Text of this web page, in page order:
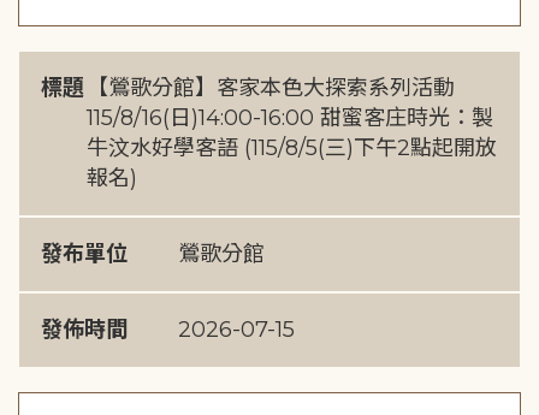
標題 【鶯歌分館】客家本色大探索系列活動
115/8/16(日)14:00-16:00 甜蜜客庄時光：製
牛汶水好學客語 (115/8/5(三)下午2點起開放
報名)
發布單位 鶯歌分館
發佈時間 2026-07-15